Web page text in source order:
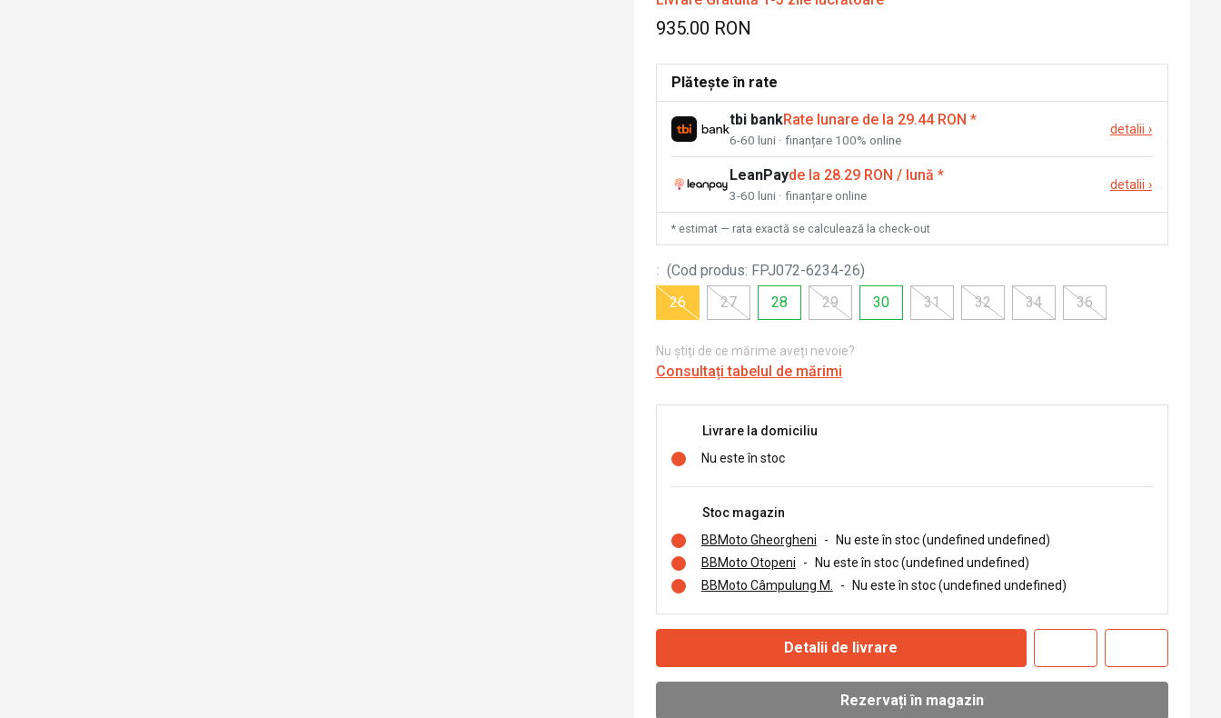
935.00 RON
Plătește în rate
tbi bankRate lunare de la 29.44 RON *
6-60 luni · finanțare 100% online
detalii ›
LeanPayde la 28.29 RON / lună *
3-60 luni · finanțare online
detalii ›
* estimat — rata exactă se calculează la check-out
: (Cod produs: FPJ072-6234-26)
26
27 28 29 30 31 32 34 36
Nu știți de ce mărime aveți nevoie?
Consultați tabelul de mărimi
Livrare la domiciliu
Nu este în stoc
Stoc magazin
BBMoto Gheorgheni
-
Nu este în stoc (undefined undefined)
BBMoto Otopeni
-
Nu este în stoc (undefined undefined)
BBMoto Câmpulung M.
- Nu este în stoc (undefined undefined)
Detalii de livrare
Rezervați în magazin